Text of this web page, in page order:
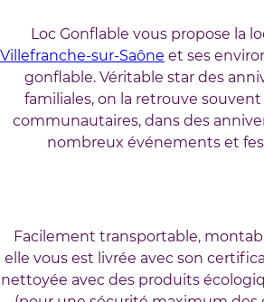
Loc Gonflable vous propose la
Villefranche-sur-Saône et ses
gonflable. Véritable star des
familiales, on la retrouve
communautaires, dans des
nombreux événements et
Facilement transportable,
elle vous est livrée avec son
nettoyée avec des produits